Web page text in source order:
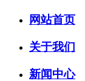
网站首页
关于我们
新闻中心